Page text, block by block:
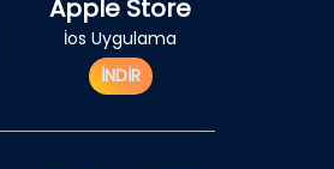
Apple Store
İos Uygulama
İNDİR